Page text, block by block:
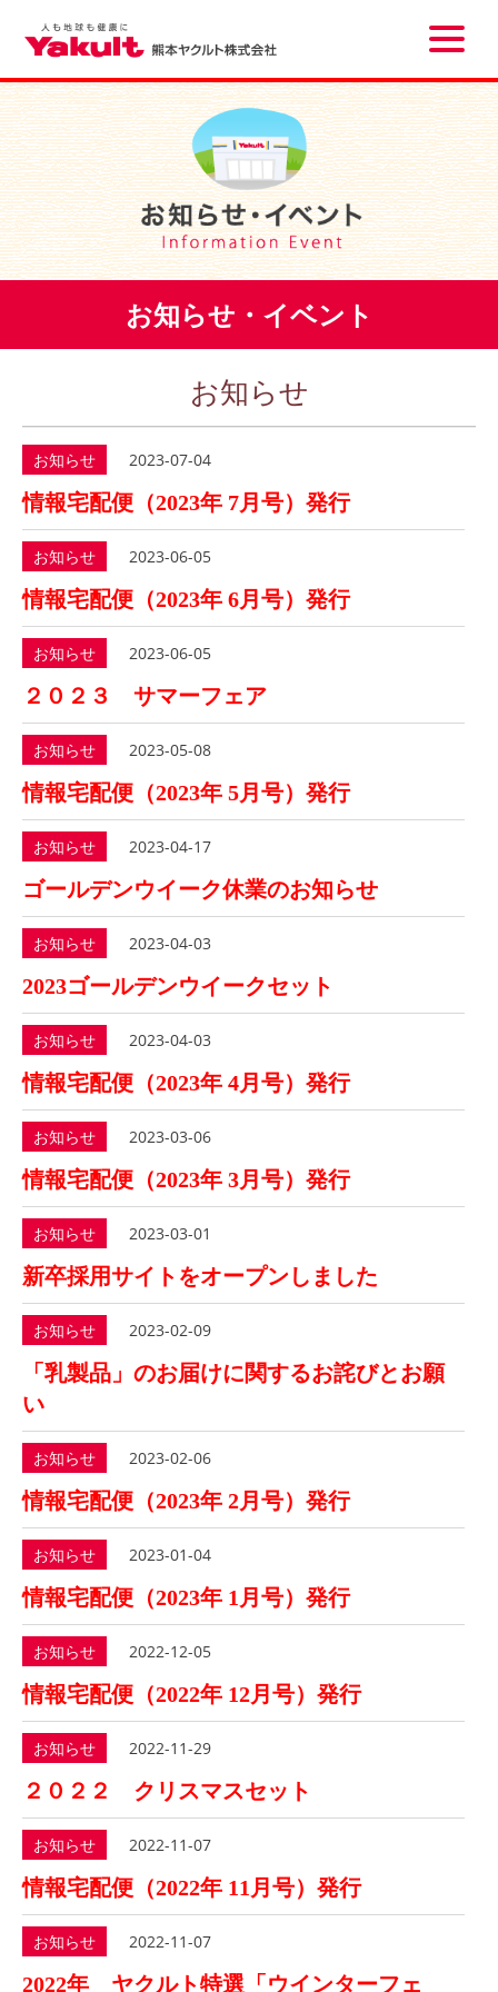
Toggle
お知らせ・イベント
お知らせ
お知らせ 2023-07-04
情報宅配便（2023年 7月号）発行
お知らせ 2023-06-05
情報宅配便（2023年 6月号）発行
お知らせ 2023-06-05
２０２３ サマーフェア
お知らせ 2023-05-08
情報宅配便（2023年 5月号）発行
お知らせ 2023-04-17
ゴールデンウイーク休業のお知らせ
お知らせ 2023-04-03
2023ゴールデンウイークセット
お知らせ 2023-04-03
情報宅配便（2023年 4月号）発行
お知らせ 2023-03-06
情報宅配便（2023年 3月号）発行
お知らせ 2023-03-01
新卒採用サイトをオープンしました
お知らせ 2023-02-09
「乳製品」のお届けに関するお詫びとお願
い
お知らせ 2023-02-06
情報宅配便（2023年 2月号）発行
お知らせ 2023-01-04
情報宅配便（2023年 1月号）発行
お知らせ 2022-12-05
情報宅配便（2022年 12月号）発行
お知らせ 2022-11-29
２０２２ クリスマスセット
お知らせ 2022-11-07
情報宅配便（2022年 11月号）発行
お知らせ 2022-11-07
2022年 ヤクルト特選「ウインターフェ